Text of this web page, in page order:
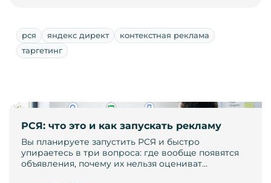
рся яндекс директ
контекстная реклама
таргетинг
РСЯ: что это и как запускать рекламу
Вы планируете запустить РСЯ и быстро
упираетесь в три вопроса: где вообще появятся
объявления, почему их нельзя оцениват…